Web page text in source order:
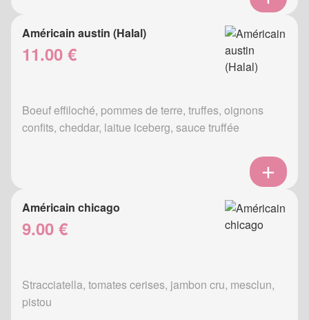
Américain austin (Halal)
11.00 €
Boeuf effiloché, pommes de terre, truffes, oignons
confits, cheddar, laitue iceberg, sauce truffée
Américain chicago
9.00 €
Stracciatella, tomates cerises, jambon cru, mesclun,
pistou